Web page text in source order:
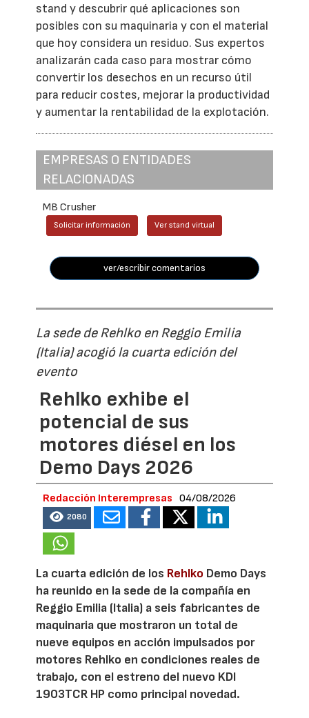
stand y descubrir qué aplicaciones son
posibles con su maquinaria y con el material
que hoy considera un residuo. Sus expertos
analizarán cada caso para mostrar cómo
convertir los desechos en un recurso útil
para reducir costes, mejorar la productividad
y aumentar la rentabilidad de la explotación.
EMPRESAS O ENTIDADES
RELACIONADAS
MB Crusher
Solicitar información Ver stand virtual
ver/escribir comentarios
La sede de Rehlko en Reggio Emilia
(Italia) acogió la cuarta edición del
evento
Rehlko exhibe el
potencial de sus
motores diésel en los
Demo Days 2026
Redacción Interempresas 04/08/2026
2080
La cuarta edición de los Rehlko Demo Days
ha reunido en la sede de la compañía en
Reggio Emilia (Italia) a seis fabricantes de
maquinaria que mostraron un total de
nueve equipos en acción impulsados por
motores Rehlko en condiciones reales de
trabajo, con el estreno del nuevo KDI
1903TCR HP como principal novedad.